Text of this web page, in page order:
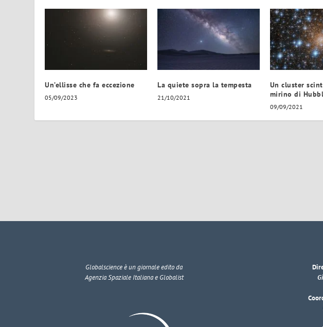
Un’ellisse che fa eccezione
05/09/2023
La quiete sopra la tempesta
21/10/2021
Un cluster
mirino di
09/09/2021
Globalscienceè un giornale edito da
Agenzia Spaziale Italiana e Globalist